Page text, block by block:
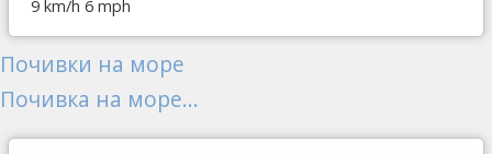
9 km/h 6 mph
Почивки на море
Почивка на море...